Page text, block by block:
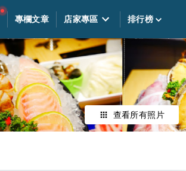
專欄文章 店家專區 排行榜
查看所有照片